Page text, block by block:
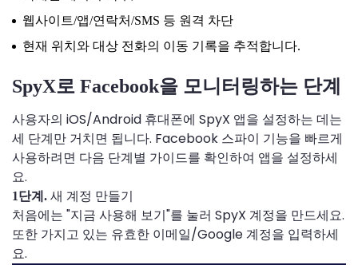
웹사이트/앱/연락처/SMS 등 원격 차단
현재 위치와 대상 전화의 이동 기록을 추적합니다.
SpyX로 Facebook을 모니터링하는 단계
사용자의 iOS/Android 휴대폰에 SpyX 앱을 설정하는 데는
세 단계만 거치면 됩니다. Facebook 스파이 기능을 빠르게
사용하려면 다음 단계별 가이드를 확인하여 앱을 설정하세
요.
1단계. 새 계정 만들기
처음에는 "지금 사용해 보기"를 눌러 SpyX 계정을 만드세요.
또한 가지고 있는 유효한 이메일/Google 계정을 입력하세
요.